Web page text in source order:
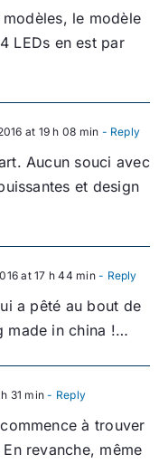
le modèle
LEDs en est par
at 19 h 08 min - Reply
Aucun souci avec
et design
at 17 h 44 min- Reply
a pêté au bout de
made in china !…
31 min - Reply
à trouver
revanche, même